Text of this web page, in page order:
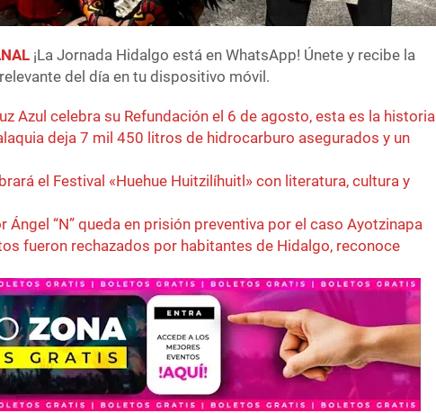
¡La Jornada Hidalgo está en WhatsApp! Únete y recibe la
del día en tu dispositivo móvil.
Azul celebra su Refundación el 6 de agosto, esta es la historia
deja 7 mil 450 litros de hidrocarburo asegurados y un
el Festival «Huehue Huitzilíhuitl» con literatura, cultura y
Ángel “N” queda en prisión preventiva por el caso Ayotzinapa
fueron rechazados por habitantes de Hidalgo, reconoce